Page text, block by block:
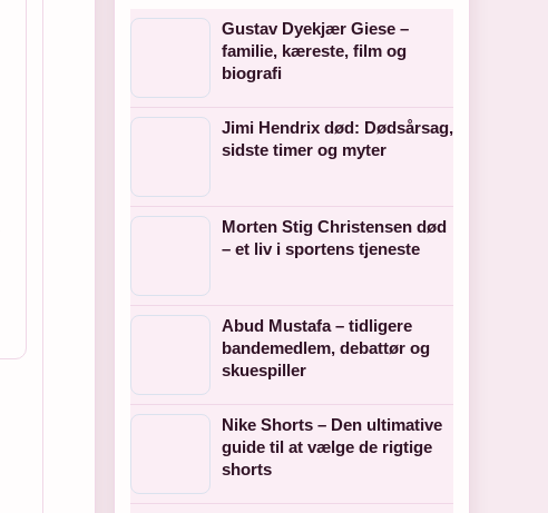
Gustav Dyekjær Giese –
familie, kæreste, film og
biografi
Jimi Hendrix død: Dødsårsag,
sidste timer og myter
Morten Stig Christensen død
– et liv i sportens tjeneste
Abud Mustafa – tidligere
bandemedlem, debattør og
skuespiller
Nike Shorts – Den ultimative
guide til at vælge de rigtige
shorts